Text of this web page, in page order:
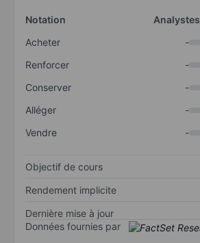
Notation
Analystes
Acheter
-
Renforcer
-
Conserver
-
Alléger
-
Vendre
-
Objectif de cours
Rendement implicite
Dernière mise à jour
Données fournies par